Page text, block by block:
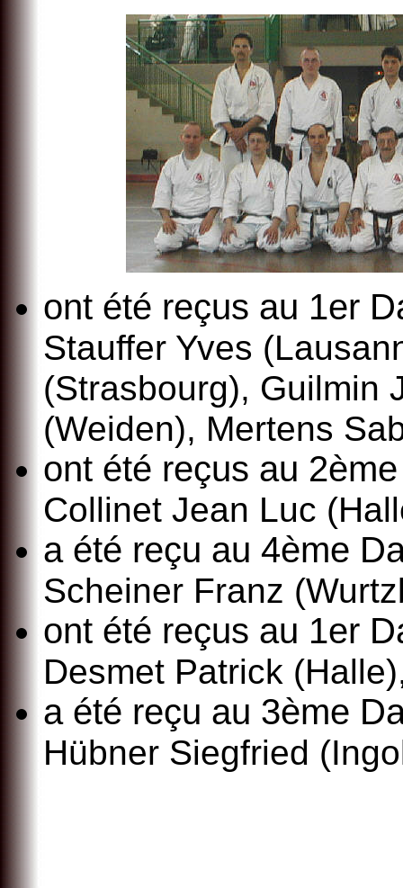
ont été reçus au 1er
Stauffer Yves
(Strasbourg), Guilmin
(Weiden), Mertens
ont été reçus au
Collinet Jean Luc
a été reçu au 4ème
Scheiner Franz
ont été reçus au 1er
Desmet Patrick
a été reçu au 3ème
Hübner Siegfried